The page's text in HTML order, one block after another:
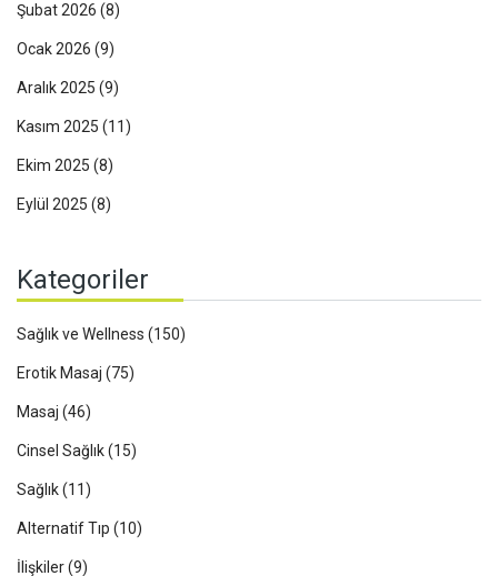
Şubat 2026 (8)
Ocak 2026 (9)
Aralık 2025 (9)
Kasım 2025 (11)
Ekim 2025 (8)
Eylül 2025 (8)
Kategoriler
Sağlık ve Wellness (150)
Erotik Masaj (75)
Masaj (46)
Cinsel Sağlık(15)
Sağlık(11)
Alternatif Tıp (10)
İlişkiler(9)